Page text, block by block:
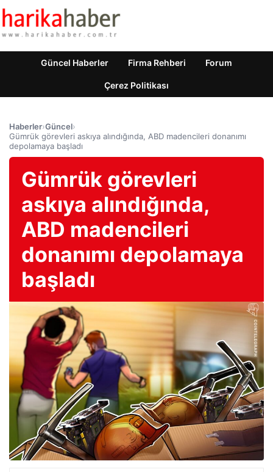
Güncel Haberler Firma Rehberi Forum
Çerez Politikası
Haberler›Güncel›
Gümrük görevleri askıya alındığında, ABD madencileri donanımı
depolamaya başladı
Gümrük görevleri
askıya alındığında,
ABD madencileri
donanımı depolamaya
başladı